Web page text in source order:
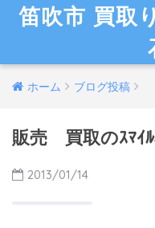
笛吹市 買取
ホーム ブログ投稿
販売 買取のｽﾏｲ
2013/01/14